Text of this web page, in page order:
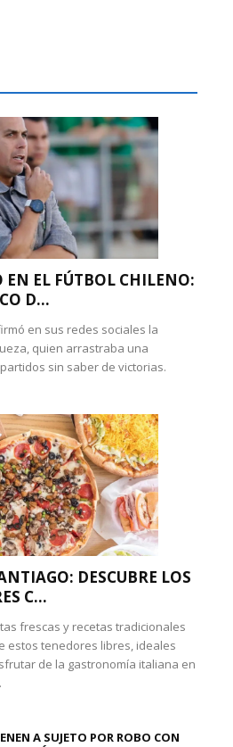
EN EL FÚTBOL CHILENO:
D...
en sus redes sociales la
quien arrastraba una
sin saber de victorias.
DESCUBRE LOS
C...
frescas y recetas tradicionales
estos tenedores libres, ideales
de la gastronomía italiana en
A SUJETO POR ROBO CON